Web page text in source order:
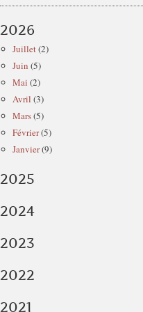
2026
Juillet(2)
Juin (5)
Mai (2)
Avril (3)
Mars(5)
Février(5)
Janvier(9)
2025
2024
2023
2022
2021